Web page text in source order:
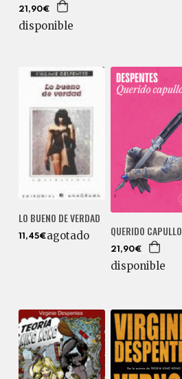
21,90€
disponible
LO BUENO DE VERDAD
11,45€agotado QUERIDO CAPULLO
21,90€
disponible